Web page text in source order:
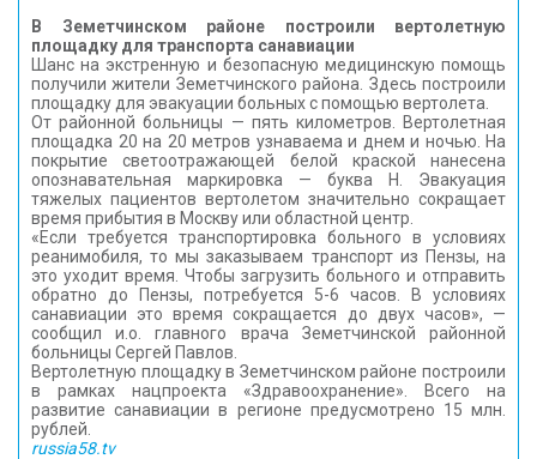
В Земетчинском районе построили вертолетную
площадку для транспорта санавиации
Шанс на экстренную и безопасную медицинскую помощь
получили жители Земетчинского района. Здесь построили
площадку для эвакуации больных с помощью вертолета.
От районной больницы — пять километров. Вертолетная
площадка 20 на 20 метров узнаваема и днем и ночью. На
покрытие светоотражающей белой краской нанесена
опознавательная маркировка — буква Н. Эвакуация
тяжелых пациентов вертолетом значительно сокращает
время прибытия в Москву или областной центр.
«Если требуется транспортировка больного в условиях
реанимобиля, то мы заказываем транспорт из Пензы, на
это уходит время. Чтобы загрузить больного и отправить
обратно до Пензы, потребуется 5-6 часов. В условиях
санавиации это время сокращается до двух часов», —
сообщил и.о. главного врача Земетчинской районной
больницы Сергей Павлов.
Вертолетную площадку в Земетчинском районе построили
в рамках нацпроекта «Здравоохранение». Всего на
развитие санавиации в регионе предусмотрено 15 млн.
рублей.
russia58.tv